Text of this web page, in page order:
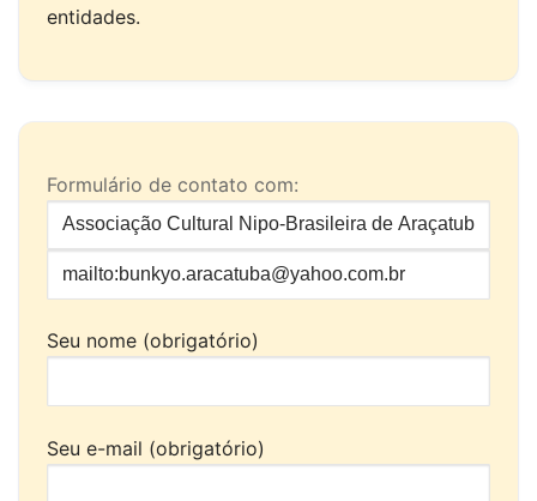
entidades.
Formulário de contato com:
Seu nome (obrigatório)
Seu e-mail (obrigatório)